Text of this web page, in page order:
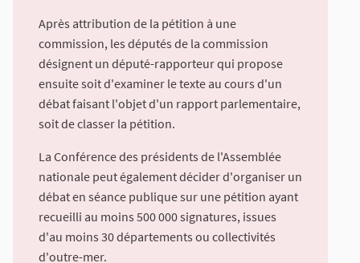
Après attribution de la pétition à une
commission, les députés de la commission
désignent un député-rapporteur qui propose
ensuite soit d'examiner le texte au cours d'un
débat faisant l'objet d'un rapport parlementaire,
soit de classer la pétition.
La Conférence des présidents de l'Assemblée
nationale peut également décider d'organiser un
débat en séance publique sur une pétition ayant
recueilli au moins 500 000 signatures, issues
d'au moins 30 départements ou collectivités
d'outre-mer.